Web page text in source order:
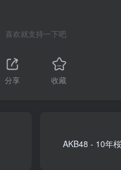
喜欢就支持一下吧
分享 收藏
AKB48 - 10年